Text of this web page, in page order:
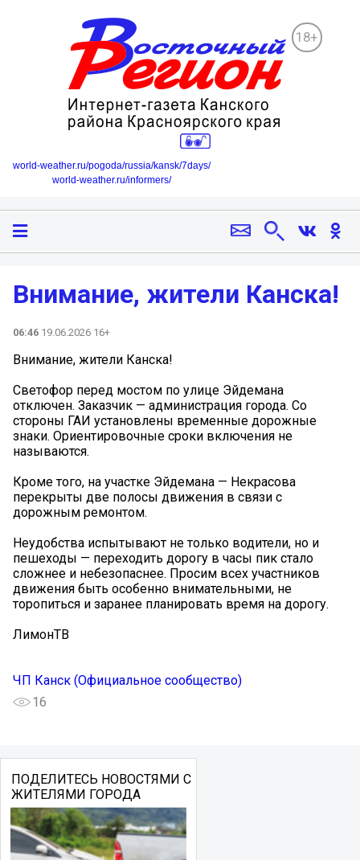
18+
world-weather.ru/pogoda/russia/kansk/7days/
world-weather.ru/informers/
Внимание, жители Канска!
06:46 19.06.2026 16+
Внимание, жители Канска!
Светофор перед мостом по улице Эйдемана
отключен. Заказчик — администрация города. Со
стороны ГАИ установлены временные дорожные
знаки. Ориентировочные сроки включения не
называются.
Кроме того, на участке Эйдемана — Некрасова
перекрыты две полосы движения в связи с
дорожным ремонтом.
Неудобства испытывают не только водители, но и
пешеходы — переходить дорогу в часы пик стало
сложнее и небезопаснее. Просим всех участников
движения быть особенно внимательными, не
торопиться и заранее планировать время на дорогу.
ЛимонТВ
ЧП Канск (Официальное сообщество)
16
ПОДЕЛИТЕСЬ НОВОСТЯМИ С
ЖИТЕЛЯМИ ГОРОДА